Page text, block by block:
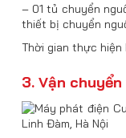
– 01 tủ chuyển
thiết bị chuyển
Thời gian thực
3. Vận